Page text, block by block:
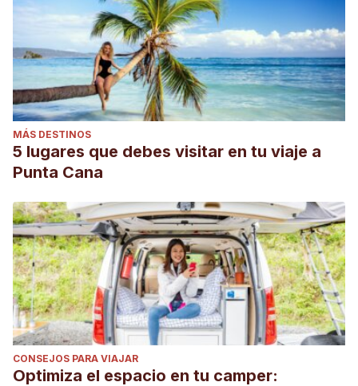
MÁS DESTINOS
5 lugares que debes visitar en tu viaje a
Punta Cana
CONSEJOS PARA VIAJAR
Optimiza el espacio en tu camper: